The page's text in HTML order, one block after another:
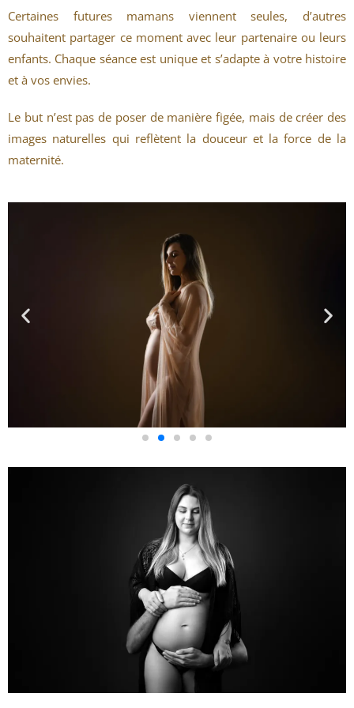
Certaines futures mamans viennent seules, d’autres
souhaitent partager ce moment avec leur partenaire ou leurs
enfants. Chaque séance est unique et s’adapte à votre histoire
et à vos envies.
Le but n’est pas de poser de manière figée, mais de créer des
images naturelles qui reflètent la douceur et la force de la
maternité.